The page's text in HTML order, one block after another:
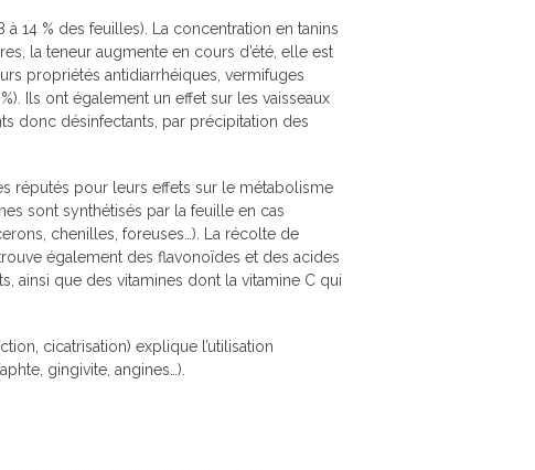
14 % des feuilles). La concentration en tanins
la teneur augmente en cours d’été, elle est
propriétés antidiarrhéiques, vermifuges
Ils ont également un effet sur les vaisseaux
donc désinfectants, par précipitation des
réputés pour leurs effets sur le métabolisme
sont synthétisés par la feuille en cas
chenilles, foreuses…). La récolte de
également des flavonoïdes et des acides
ainsi que des vitamines dont la vitamine C qui
cicatrisation) explique l’utilisation
gingivite, angines…).